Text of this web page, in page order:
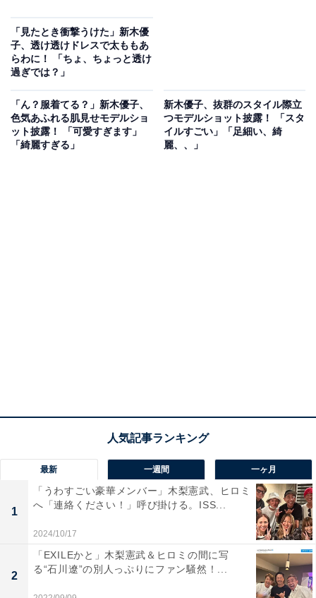
「見たとき衝撃うけた」新木優
子、透け透けドレスで太ももあ
らわに！ 「ちょ、ちょっと透け
過ぎでは？」
「ん？服着てる？」新木優子、
色気あふれる肌見せモデルショ
ット披露！ 「可愛すぎます」
「綺麗すぎる」
新木優子、抜群のスタイル際立
つモデルショット披露！ 「スタ
イルすごい」「足細い、綺
麗、、」
最新 一週間 一ヶ月
1
「うわすごい豪華メンバー」木梨憲武、ヒロミ
へ「連絡ください！」呼び掛ける。ISS...
2024/10/17
2
「EXILEかと」木梨憲武＆ヒロミの間に写
る“石川遼”の別人っぷりにファン騒然！...